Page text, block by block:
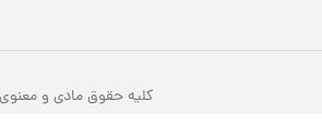
کلیه حقوق مادی و